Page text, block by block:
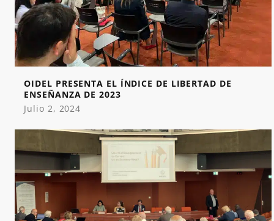
OIDEL PRESENTA EL ÍNDICE DE LIBERTAD DE
ENSEÑANZA DE 2023
Julio 2, 2024